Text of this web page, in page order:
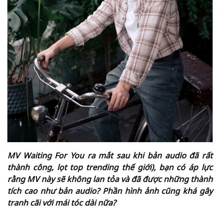
MV Waiting For You ra mắt sau khi bản audio đã rất
thành công, lọt top trending thế giới), bạn có áp lực
rằng MV này sẽ không lan tỏa và đã được những thành
tích cao như bản audio? Phần hình ảnh cũng khá gây
tranh cãi với mái tóc dài nữa?